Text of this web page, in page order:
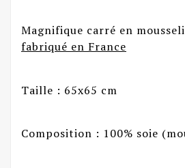
Magnifique carré en
fabriqué en France
Taille : 65x65 cm
Composition : 100% soie